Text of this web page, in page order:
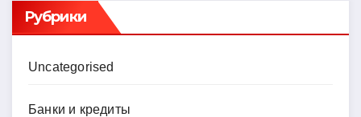
Рубрики
Uncategorised
Банки и кредиты